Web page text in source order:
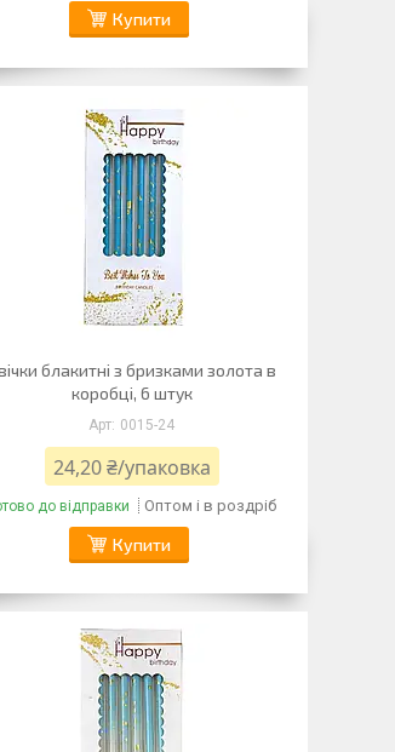
Купити
блакитні з бризками золота в
коробці, 6 штук
0015-24
24,20 ₴/упаковка
до відправки Оптом і в роздріб
Купити